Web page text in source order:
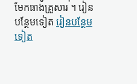
មែកធាង​គ្រួសារ ។ រៀន​
បន្ថែម​ទៀត រៀន​បន្ថែម​
ទៀត